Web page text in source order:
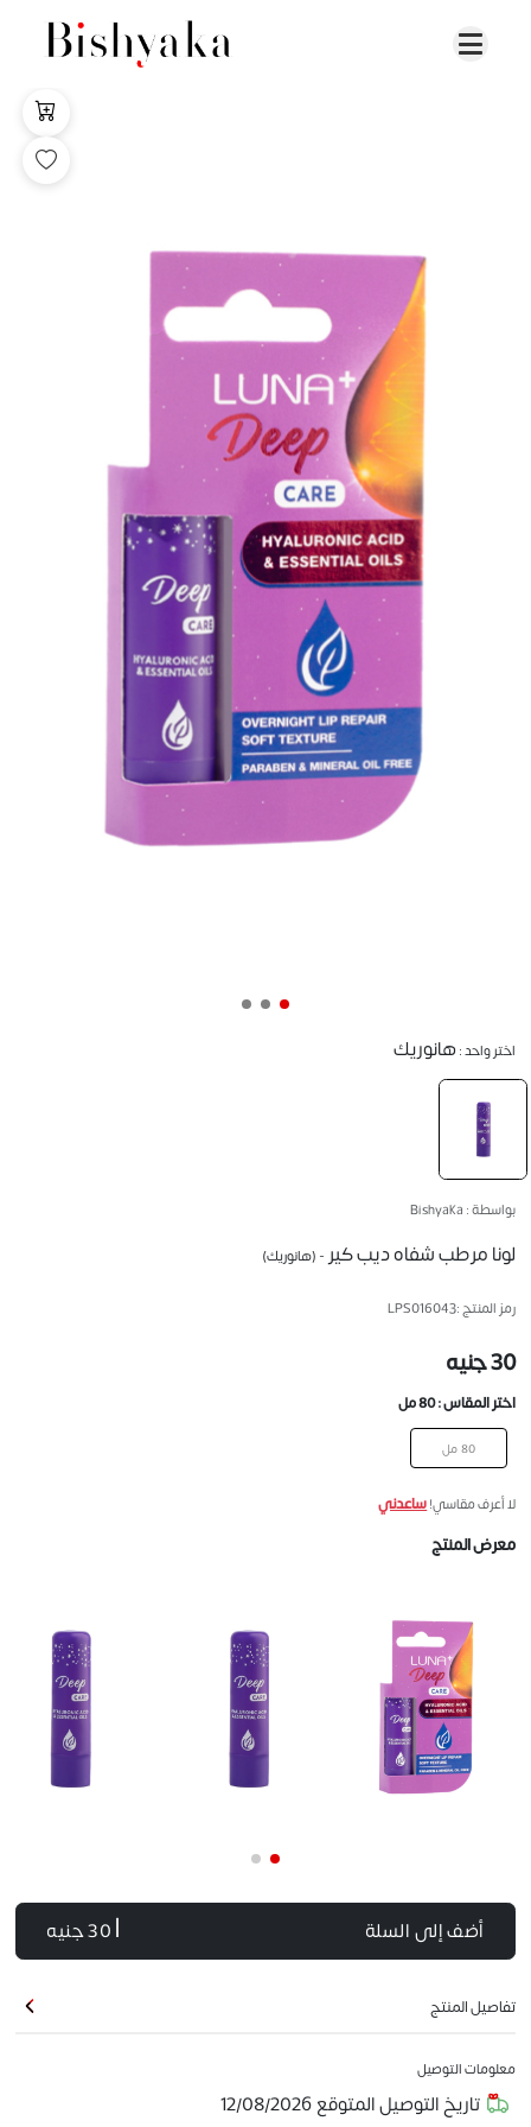
اختر واحد :هانوريك
بواسطة : Bishyaka
لونا مرطب شفاه ديب كير - (هانوريك)
رمز المنتج :LPS016043
30 جنيه
اختر المقاس :80 مل
80 مل
لا أعرف مقاسي!ساعدني
معرض المنتج
أضف إلى السلة | 30 جنيه
تفاصيل المنتج
معلومات التوصيل
تاريخ التوصيل المتوقع12/08/2026